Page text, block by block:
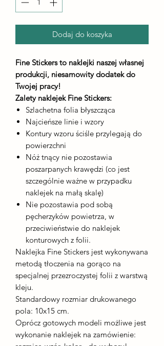
Dodaj do koszyka
Fine Stickers to naklejki naszej własnej
produkcji, niesamowity dodatek do
Twojej pracy!
Zalety naklejek Fine Stickers:
Szlachetna folia błyszcząca
Najcieńsze linie i wzory
Kontury wzoru ściśle przylegają do
powierzchni
Nóż tnący nie pozostawia
poszarpanych krawędzi (co jest
szczególnie ważne w przypadku
naklejek na małą skalę)
Nie pozostawia pod sobą
pęcherzyków powietrza, w
przeciwieństwie do naklejek
konturowych z folii.
Naklejka Fine Stickers jest wykonywana
metodą tłoczenia na gorąco na
specjalnej przezroczystej folii z warstwą
kleju.
Standardowy rozmiar drukowanego
pola: 10x15 cm.
Oprócz gotowych modeli możliwe jest
wykonanie naklejek na zamówienie: